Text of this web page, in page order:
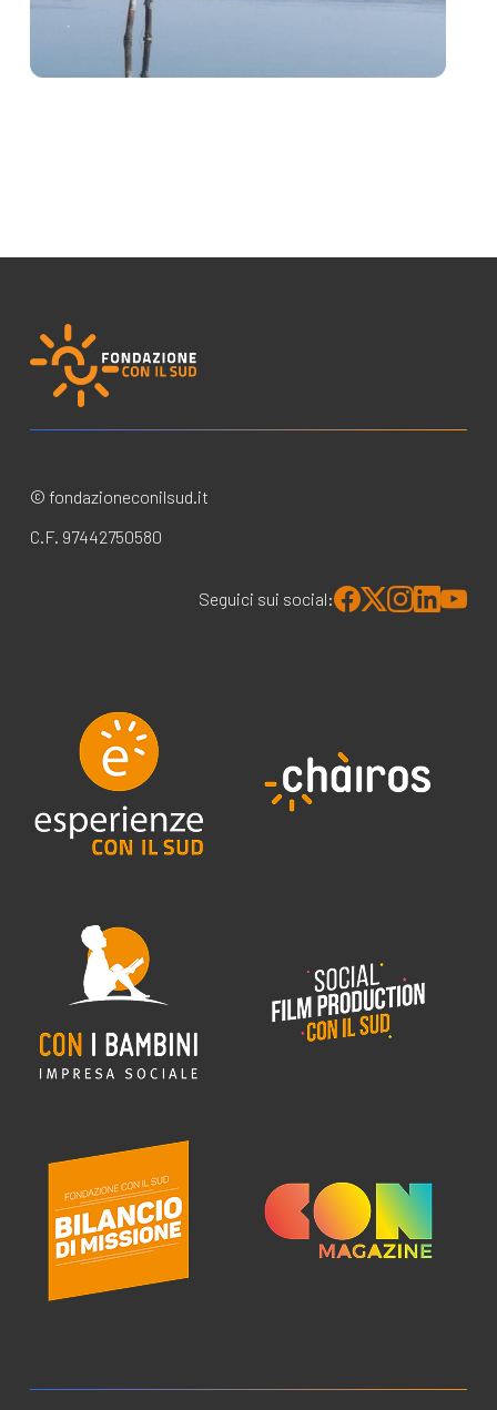
© fondazioneconilsud.it
C.F. 97442750580
Seguici sui social: